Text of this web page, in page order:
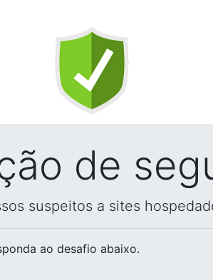
de
suspeitos a sites
ao desafio abaixo.